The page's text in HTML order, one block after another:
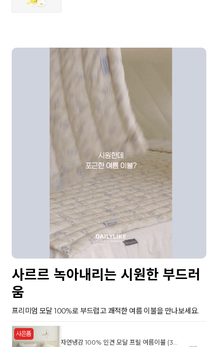
사르르 녹아내리는 시원한 부드러
움
프리미엄 모달 100%로 부드럽고 쾌적한 여름 이불을 만나보세요.
자연냉감 100% 인견 모달 프릴 여름이불 (3컬